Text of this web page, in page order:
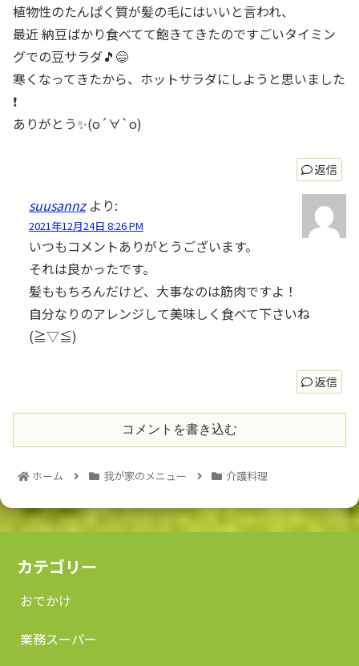
植物性のたんぱく質が髪の毛にはいいと言われ、
最近 納豆ばかり食べてて飽きてきたのですごいタイミン
グでの豆サラダ🎵😄
寒くなってきたから、ホットサラダにしようと思いました
❗
ありがとう✨(о´∀`о)
返信
suusannz より:
2021年12月24日 8:26 PM
いつもコメントありがとうございます。
それは良かったです。
髪ももちろんだけど、大事なのは筋肉ですよ！
自分なりのアレンジして美味しく食べて下さいね
(≧▽≦)
返信
コメントを書き込む
ホーム 我が家のメニュー 介護料理
カテゴリー
おでかけ
業務スーパー